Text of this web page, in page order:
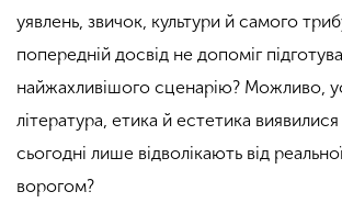
уявлень, звичок, культури й самого
попередній досвід не допоміг
найжахливішого сценарію? Можливо,
література, етика й естетика виявилися
сьогодні лише відволікають від
ворогом?